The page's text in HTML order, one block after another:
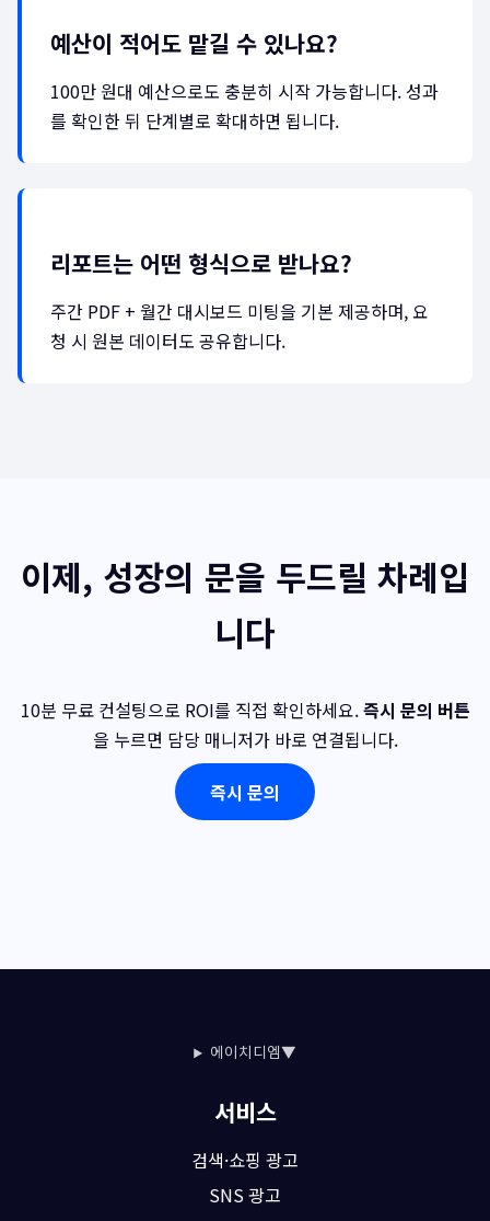
예산이 적어도 맡길 수 있나요?
100만 원대 예산으로도 충분히 시작 가능합니다. 성과
를 확인한 뒤 단계별로 확대하면 됩니다.
리포트는 어떤 형식으로 받나요?
주간 PDF + 월간 대시보드 미팅을 기본 제공하며, 요
청 시 원본 데이터도 공유합니다.
이제, 성장의 문을 두드릴 차례입
니다
10분 무료 컨설팅으로 ROI를 직접 확인하세요.즉시 문의 버튼
을 누르면 담당 매니저가 바로 연결됩니다.
즉시 문의
에이치디엠▼
서비스
검색·쇼핑 광고
SNS 광고